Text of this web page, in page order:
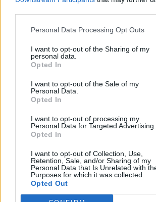
Personal Data Processing Opt Outs
I want to opt-out of the Sharing of my
personal data.
Opted In
I want to opt-out of the Sale of my
Personal Data.
Opted In
I want to opt-out of processing my
Personal Data for Targeted Advertising.
Opted In
I want to opt-out of Collection, Use,
Retention, Sale, and/or Sharing of my
Personal Data that Is Unrelated with
Purposes for which it was collected.
Opted Out
Els vestits de paper
40 peces a concurs
“L’eclipsi serà una
31 de juliol de 2026